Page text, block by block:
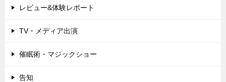
レビュー&体験レポート
TV・メディア出演
催眠術・マジックショー
告知